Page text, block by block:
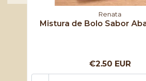
Renata
Mistura de Bolo Sabor
€2.50 EUR